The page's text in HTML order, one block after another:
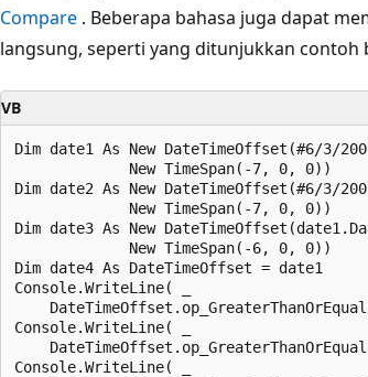
Compare . Beberapa bahasa juga dapat
langsung, seperti yang ditunjukkan contoh
VB
Dim date1 As New DateTimeOffset(#6/3/
             New TimeSpan(-7, 0, 0))
Dim date2 As New DateTimeOffset(#6/3/
             New TimeSpan(-7, 0, 0))
Dim date3 As New
             New TimeSpan(-6, 0, 0))
Dim date4 As DateTimeOffset = date1
Console.WriteLine( _
Console.WriteLine( _
Console.WriteLine( _